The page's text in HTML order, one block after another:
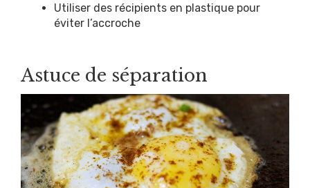
Utiliser des récipients en plastique pour
éviter l’accroche
Astuce de séparation